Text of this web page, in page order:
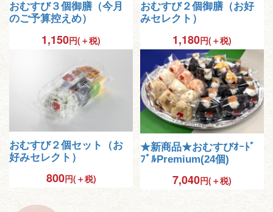
おむすび３個御膳（今月
のご予算控えめ）
1,150円(＋税)
おむすび２個御膳（お好
みセレクト）
1,180円(＋税)
おむすび２個セット（お
好みセレクト）
800円(＋税)
★新商品★おむすびｵｰﾄﾞ
ﾌﾞﾙPremium(24個)
7,040円(＋税)